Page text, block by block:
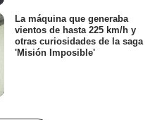
La máquina que generaba
vientos de hasta 225 km/h y
otras curiosidades de la saga
'Misión Imposible'